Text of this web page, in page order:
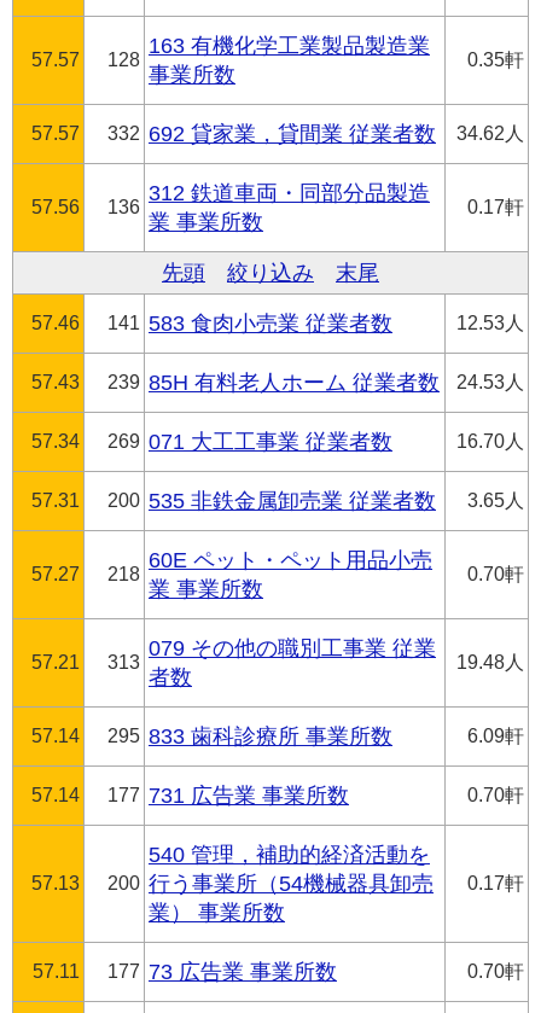
57.57 128
163 有機化学工業製品製造業
事業所数
0.35軒
57.57 332 692 貸家業，貸間業 従業者数 34.62人
57.56 136
312 鉄道車両・同部分品製造
業 事業所数
0.17軒
先頭 絞り込み 末尾
57.46 141 583 食肉小売業 従業者数 12.53人
57.43 239 85H 有料老人ホーム 従業者数 24.53人
57.34 269 071 大工工事業 従業者数 16.70人
57.31 200 535 非鉄金属卸売業 従業者数 3.65人
57.27 218
60E ペット・ペット用品小売
業 事業所数
0.70軒
57.21 313
079 その他の職別工事業 従業
者数
19.48人
57.14 295 833 歯科診療所 事業所数 6.09軒
57.14 177 731 広告業 事業所数 0.70軒
57.13 200
540 管理，補助的経済活動を
行う事業所（54機械器具卸売
業） 事業所数
0.17軒
57.11 177 73 広告業 事業所数 0.70軒